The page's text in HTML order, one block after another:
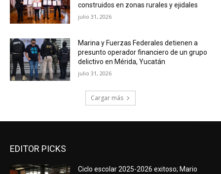
construidos en zonas rurales y ejidales
julio 31, 2026
Marina y Fuerzas Federales detienen a
presunto operador financiero de un grupo
delictivo en Mérida, Yucatán
julio 31, 2026
Cargar más
EDITOR PICKS
Ciclo escolar 2025-2026 exitoso; Mario